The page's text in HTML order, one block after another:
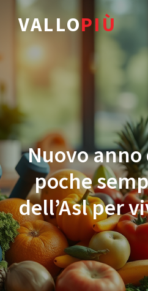
VALLOPIÙ
Nuovo anno
poche
dell’Asl per